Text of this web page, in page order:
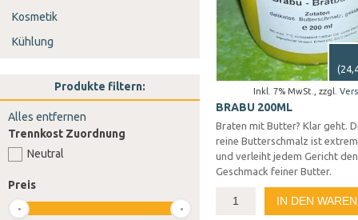
Inkl. 7% MwSt. zzgl.
(
BRABU 200ML
Braten mit Butter? Klar geht.
reine Butterschmalz ist
und verleiht jedem Gericht
Geschmack feiner Butter.
IN DEN
Kosmetik
Kühlung
Produkte filtern:
Alles entfernen
Trennkost Zuordnung
Neutral
Preis